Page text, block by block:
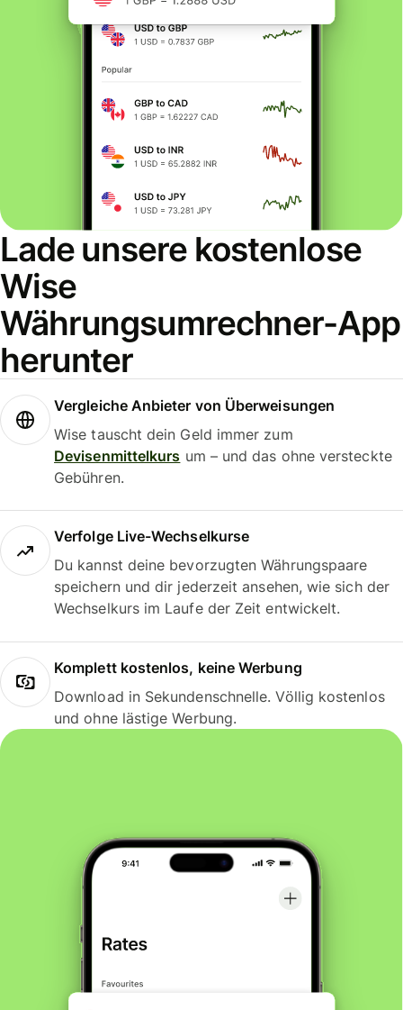
Lade unsere kostenlose
Wise
Währungsumrechner-App
herunter
Vergleiche Anbieter von Überweisungen
Wise tauscht dein Geld immer zum
Devisenmittelkurs um – und das ohne versteckte
Gebühren.
Verfolge Live-Wechselkurse
Du kannst deine bevorzugten Währungspaare
speichern und dir jederzeit ansehen, wie sich der
Wechselkurs im Laufe der Zeit entwickelt.
Komplett kostenlos, keine Werbung
Download in Sekundenschnelle. Völlig kostenlos
und ohne lästige Werbung.